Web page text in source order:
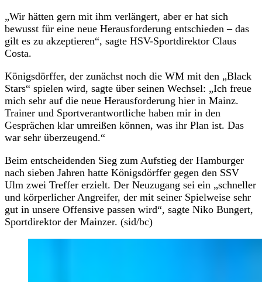
„Wir hätten gern mit ihm verlängert, aber er hat sich
bewusst für eine neue Herausforderung entschieden – das
gilt es zu akzeptieren“, sagte HSV-Sportdirektor Claus
Costa.
Königsdörffer, der zunächst noch die WM mit den „Black
Stars“ spielen wird, sagte über seinen Wechsel: „Ich freue
mich sehr auf die neue Herausforderung hier in Mainz.
Trainer und Sportverantwortliche haben mir in den
Gesprächen klar umreißen können, was ihr Plan ist. Das
war sehr überzeugend.“
Beim entscheidenden Sieg zum Aufstieg der Hamburger
nach sieben Jahren hatte Königsdörffer gegen den SSV
Ulm zwei Treffer erzielt. Der Neuzugang sei ein „schneller
und körperlicher Angreifer, der mit seiner Spielweise sehr
gut in unsere Offensive passen wird“, sagte Niko Bungert,
Sportdirektor der Mainzer. (sid/bc)